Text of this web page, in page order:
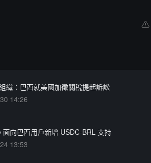
織：巴西就美國加徵關稅提起訴訟
14:26
面向巴西用戶新增 USDC-BRL 支持
13:53